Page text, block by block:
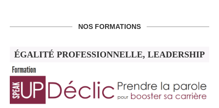
NOS FORMATIONS
ÉGALITÉ PROFESSIONNELLE, LEADERSHIP